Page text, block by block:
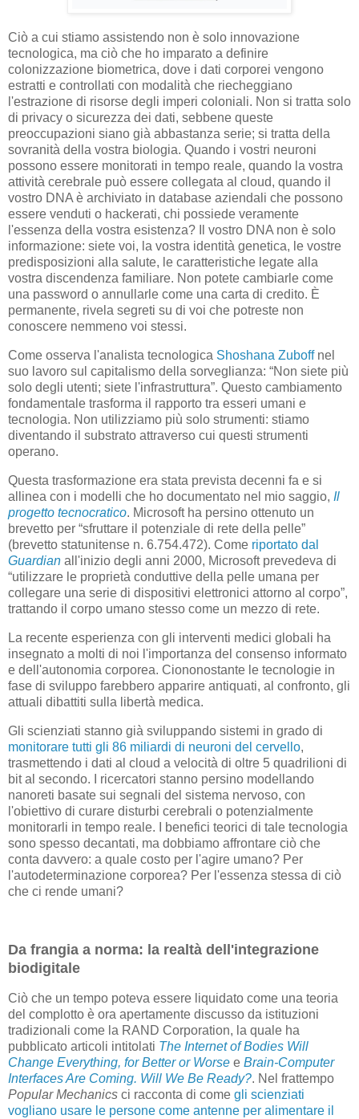
Ciò a cui stiamo assistendo non è solo innovazione
tecnologica, ma ciò che ho imparato a definire
colonizzazione biometrica, dove i dati corporei vengono
estratti e controllati con modalità che riecheggiano
l'estrazione di risorse degli imperi coloniali. Non si tratta solo
di privacy o sicurezza dei dati, sebbene queste
preoccupazioni siano già abbastanza serie; si tratta della
sovranità della vostra biologia. Quando i vostri neuroni
possono essere monitorati in tempo reale, quando la vostra
attività cerebrale può essere collegata al cloud, quando il
vostro DNA è archiviato in database aziendali che possono
essere venduti o hackerati, chi possiede veramente
l'essenza della vostra esistenza? Il vostro DNA non è solo
informazione: siete voi, la vostra identità genetica, le vostre
predisposizioni alla salute, le caratteristiche legate alla
vostra discendenza familiare. Non potete cambiarle come
una password o annullarle come una carta di credito. È
permanente, rivela segreti su di voi che potreste non
conoscere nemmeno voi stessi.
Come osserva l'analista tecnologica Shoshana Zuboffnel
suo lavoro sul capitalismo della sorveglianza: “Non siete più
solo degli utenti; siete l'infrastruttura”. Questo cambiamento
fondamentale trasforma il rapporto tra esseri umani e
tecnologia. Non utilizziamo più solo strumenti: stiamo
diventando il substrato attraverso cui questi strumenti
operano.
Questa trasformazione era stata prevista decenni fa e si
allinea con i modelli che ho documentato nel mio saggio, Il
progetto tecnocratico. Microsoft ha persino ottenuto un
brevetto per “sfruttare il potenziale di rete della pelle”
(brevetto statunitense n. 6.754.472). Come riportato dal
Guardian all'inizio degli anni 2000, Microsoft prevedeva di
“utilizzare le proprietà conduttive della pelle umana per
collegare una serie di dispositivi elettronici attorno al corpo”,
trattando il corpo umano stesso come un mezzo di rete.
La recente esperienza con gli interventi medici globali ha
insegnato a molti di noi l'importanza del consenso informato
e dell'autonomia corporea. Ciononostante le tecnologie in
fase di sviluppo farebbero apparire antiquati, al confronto, gli
attuali dibattiti sulla libertà medica.
Gli scienziati stanno già sviluppando sistemi in grado di
monitorare tutti gli 86 miliardi di neuroni del cervello,
trasmettendo i dati al cloud a velocità di oltre 5 quadrilioni di
bit al secondo. I ricercatori stanno persino modellando
nanoreti basate sui segnali del sistema nervoso, con
l'obiettivo di curare disturbi cerebrali o potenzialmente
monitorarli in tempo reale. I benefici teorici di tale tecnologia
sono spesso decantati, ma dobbiamo affrontare ciò che
conta davvero: a quale costo per l'agire umano? Per
l'autodeterminazione corporea? Per l'essenza stessa di ciò
che ci rende umani?
Da frangia a norma: la realtà dell'integrazione
biodigitale
Ciò che un tempo poteva essere liquidato come una teoria
del complotto è ora apertamente discusso da istituzioni
tradizionali come la RAND Corporation, la quale ha
pubblicato articoli intitolati The Internet of Bodies Will
Change Everything, for Better or Worse e Brain-Computer
Interfaces Are Coming. Will We Be Ready?. Nel frattempo
Popular Mechanics ci racconta di come gli scienziati
vogliano usare le persone come antenne per alimentare il